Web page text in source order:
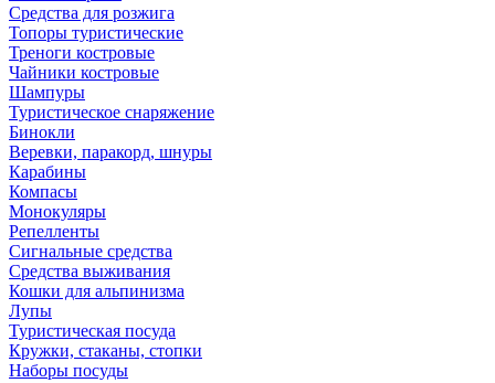
Средства для розжига
Топоры туристические
Треноги костровые
Чайники костровые
Шампуры
Туристическое снаряжение
Бинокли
Веревки, паракорд, шнуры
Карабины
Компасы
Монокуляры
Репелленты
Сигнальные средства
Средства выживания
Кошки для альпинизма
Лупы
Туристическая посуда
Кружки, стаканы, стопки
Наборы посуды